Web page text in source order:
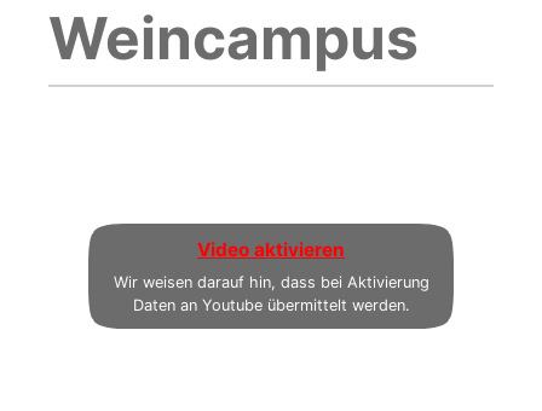
Weincampus
Video aktivieren
Wir weisen darauf hin, dass bei Aktivierung
Daten an Youtube übermittelt werden.